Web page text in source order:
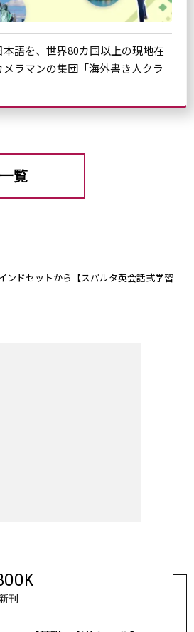
語を、世界80カ国以上の現地在
ラマンの集団「海外書き人クラ
一覧
ンドセットから【スパルタ英会話式学習
刊